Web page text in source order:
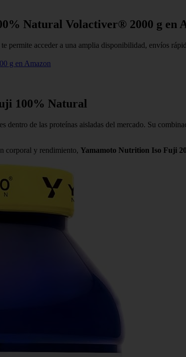
Natural Volactiver® 2000 g en
permite acceder a una amplia disponibilidad, envíos
g en Amazon
100% Natural
dentro de las proteínas aisladas del mercado. Su
corporal y rendimiento, Yamamoto Nutrition Iso Fuji